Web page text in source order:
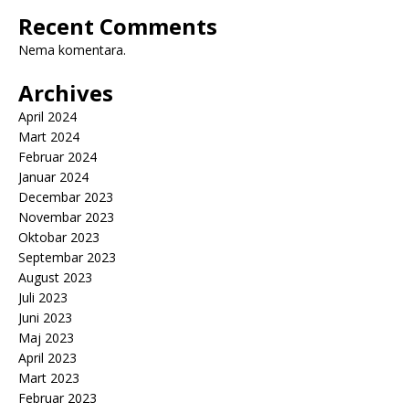
Recent Comments
Nema komentara.
Archives
April 2024
Mart 2024
Februar 2024
Januar 2024
Decembar 2023
Novembar 2023
Oktobar 2023
Septembar 2023
August 2023
Juli 2023
Juni 2023
Maj 2023
April 2023
Mart 2023
Februar 2023